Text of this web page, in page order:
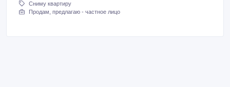
Сниму квартиру
Продам, предлагаю - частное лицо